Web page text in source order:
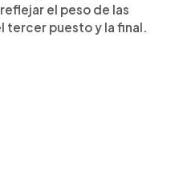
el peso de las
tercer puesto y la final.